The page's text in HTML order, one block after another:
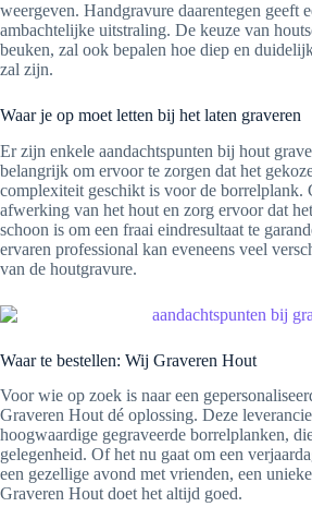
weergeven. Handgravure daarentegen geeft
ambachtelijke uitstraling. De keuze van
beuken, zal ook bepalen hoe diep en
zal zijn.
Waar je op moet letten bij het laten graveren
Er zijn enkele aandachtspunten bij hout
belangrijk om ervoor te zorgen dat het
complexiteit geschikt is voor de borrelplank.
afwerking van het hout en zorg ervoor dat
schoon is om een fraai eindresultaat te
ervaren professional kan eveneens veel
van de houtgravure.
Waar te bestellen: Wij Graveren Hout
Voor wie op zoek is naar een
Graveren Hout dé oplossing. Deze
hoogwaardige gegraveerde borrelplanken,
gelegenheid. Of het nu gaat om een
een gezellige avond met vrienden, een
Graveren Hout doet het altijd goed.